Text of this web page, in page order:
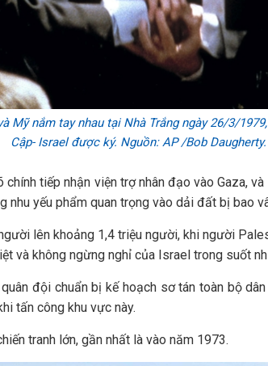
Mỹ nắm tay nhau tại Nhà Trắng ngày 26/3/
Cập- Israel được ký. Nguồn: AP /Bob Daugherty.
tiếp nhận viện trợ nhân đạo vào Gaza,
nhu yếu phẩm quan trọng vào dải đất bị bao
lên khoảng 1,4 triệu người, khi người
và không ngừng nghỉ của Israel trong suốt
đội chuẩn bị kế hoạch sơ tán toàn bộ
tấn công khu vực này.
tranh lớn, gần nhất là vào năm 1973.